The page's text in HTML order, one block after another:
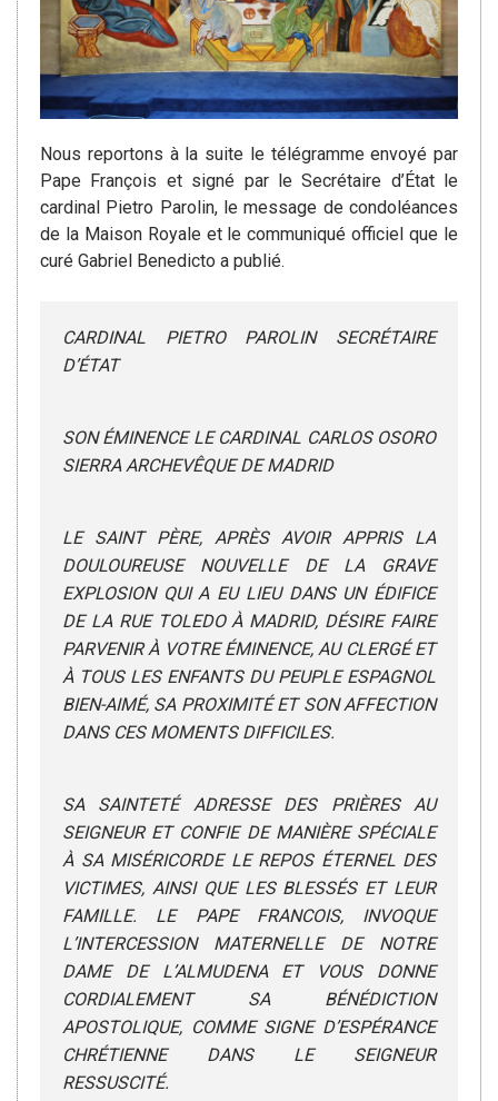
Nous reportons à la suite le télégramme envoyé par
Pape François et signé par le Secrétaire d’État le
cardinal Pietro Parolin, le message de condoléances
de la Maison Royale et le communiqué officiel que le
curé Gabriel Benedicto a publié.
CARDINAL PIETRO PAROLIN SECRÉTAIRE
D’ÉTAT
SON ÉMINENCE LE CARDINAL CARLOS OSORO
SIERRA ARCHEVÊQUE DE MADRID
LE SAINT PÈRE, APRÈS AVOIR APPRIS LA
DOULOUREUSE NOUVELLE DE LA GRAVE
EXPLOSION QUI A EU LIEU DANS UN ÉDIFICE
DE LA RUE TOLEDO À MADRID, DÉSIRE FAIRE
PARVENIR À VOTRE ÉMINENCE, AU CLERGÉ ET
À TOUS LES ENFANTS DU PEUPLE ESPAGNOL
BIEN-AIMÉ, SA PROXIMITÉ ET SON AFFECTION
DANS CES MOMENTS DIFFICILES.
SA SAINTETÉ ADRESSE DES PRIÈRES AU
SEIGNEUR ET CONFIE DE MANIÈRE SPÉCIALE
À SA MISÉRICORDE LE REPOS ÉTERNEL DES
VICTIMES, AINSI QUE LES BLESSÉS ET LEUR
FAMILLE. LE PAPE FRANCOIS, INVOQUE
L’INTERCESSION MATERNELLE DE NOTRE
DAME DE L’ALMUDENA ET VOUS DONNE
CORDIALEMENT SA BÉNÉDICTION
APOSTOLIQUE, COMME SIGNE D’ESPÉRANCE
CHRÉTIENNE DANS LE SEIGNEUR
RESSUSCITÉ.